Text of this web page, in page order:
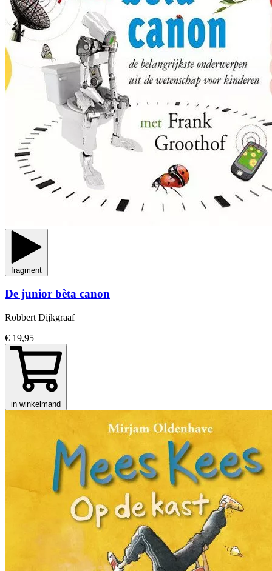
fragment
De junior bèta canon
Robbert Dijkgraaf
€ 19,95
in winkelmand